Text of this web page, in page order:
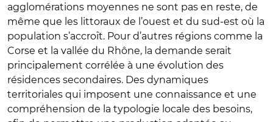
agglomérations moyennes ne sont pas en reste, de
même que les littoraux de l’ouest et du sud-est où la
population s’accroît. Pour d’autres régions comme la
Corse et la vallée du Rhône, la demande serait
principalement corrélée à une évolution des
résidences secondaires. Des dynamiques
territoriales qui imposent une connaissance et une
compréhension de la typologie locale des besoins,